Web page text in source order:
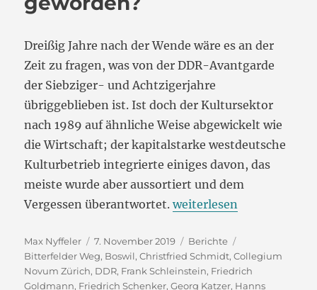
Dreißig Jahre nach der Wende wäre es an der
Zeit zu fragen, was von der DDR-Avantgarde
der Siebziger- und Achtzigerjahre
übriggeblieben ist. Ist doch der Kultursektor
nach 1989 auf ähnliche Weise abgewickelt wie
die Wirtschaft; der kapitalstarke westdeutsche
Kulturbetrieb integrierte einiges davon, das
meiste wurde aber aussortiert und dem
Vergessen überantwortet.„Die DDR-Avantgarde:
weiterlesen
Autor
Max Nyffeler
Veröffentlicht
am
7. November 2019 Kategorien
Berichte
Bitterfelder Weg, Boswil,Christfried Schmidt,Collegium
Novum Zürich, DDR, Frank Schleinstein, Friedrich
Goldmann, Friedrich Schenker,Georg Katzer, Hanns